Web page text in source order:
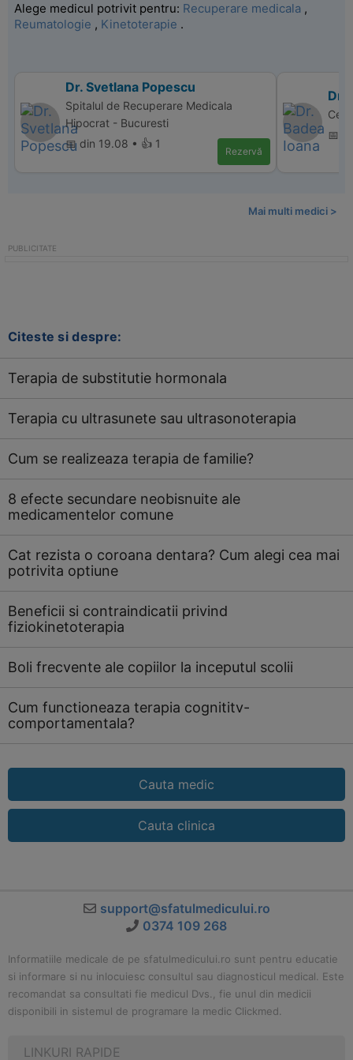
Alege medicul potrivit pentru: Recuperare medicala ,
Reumatologie , Kinetoterapie .
Dr. Svetlana Popescu
Spitalul de Recuperare Medicala
Hipocrat - Bucuresti
📅 din 19.08 • 👍 1
Rezervă
Dr.
📅
Mai multi medici >
Citeste si despre:
Terapia de substitutie hormonala
Terapia cu ultrasunete sau ultrasonoterapia
Cum se realizeaza terapia de familie?
8 efecte secundare neobisnuite ale
medicamentelor comune
Cat rezista o coroana dentara? Cum alegi cea mai
potrivita optiune
Beneficii si contraindicatii privind
fiziokinetoterapia
Boli frecvente ale copiilor la inceputul scolii
Cum functioneaza terapia cognititv-
comportamentala?
Cauta medic
Cauta clinica
support@sfatulmedicului.ro
0374 109 268
Informatiile medicale de pe sfatulmedicului.ro sunt pentru educatie
si informare si nu inlocuiesc consultul sau diagnosticul medical. Este
recomandat sa consultati fie medicul Dvs., fie unul din medicii
disponibili in sistemul de programare la medic Clickmed.
LINKURI RAPIDE